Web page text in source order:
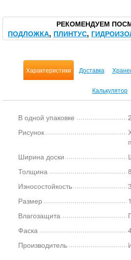
РЕКОМЕНДУЕМ
ПОДЛОЖКА ПЛИНТУС
Характеристики Доставка
Калькулятор
В одной упаковке
Рисунок
Ширина доски
Толщина
Износостойкость
Размер
Влагозащита
Фаска
Производитель